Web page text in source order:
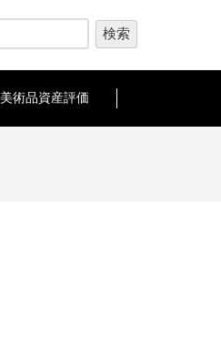
美術品資産評価